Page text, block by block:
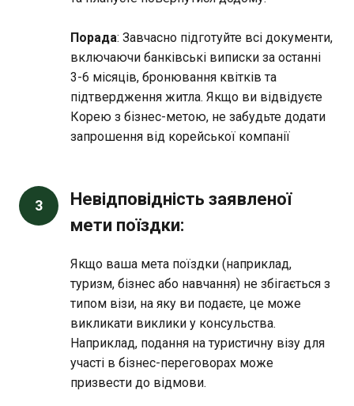
Порада: Завчасно підготуйте всі документи,
включаючи банківські виписки за останні
3-6 місяців, бронювання квітків та
підтвердження житла. Якщо ви відвідуєте
Корею з бізнес-метою, не забудьте додати
запрошення від корейської компанії
3
Невідповідність заявленої
мети поїздки:
Якщо ваша мета поїздки (наприклад,
туризм, бізнес або навчання) не збігається з
типом візи, на яку ви подаєте, це може
викликати виклики у консульства.
Наприклад, подання на туристичну візу для
участі в бізнес-переговорах може
призвести до відмови.